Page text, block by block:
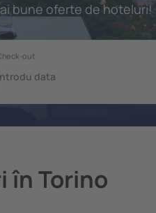
bune oferte de hoteluri!
în Torino